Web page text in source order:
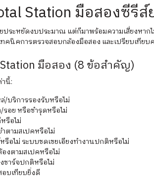
Station มือสองซีรี
ระหยัดงบประมาณ แต่ก็มาพร้อมความเสี่ยงหาก
นิคการตรวจสอบกล้องมือสอง และเปรียบเทียบ
มือสอง (8 ข้อสำคัญ)
นี้:
/บริการรองรับหรือไม่
อย หรือชำรุดหรือไม่
รือไม่
ตามสเปคหรือไม่
อไม่ ระบบชดเชยเอียงทำงานปกติหรือไม่
งตามสเปคหรือไม่
ชาร์จปกติหรือไม่
อบเทียบยิ่งดี